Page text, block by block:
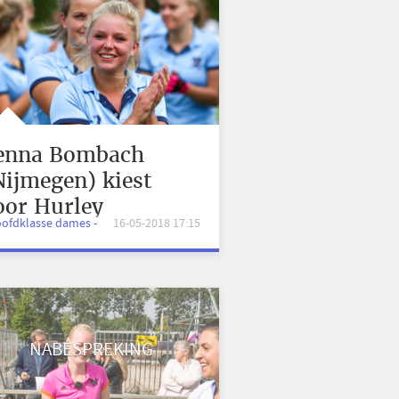
Bombach
kiest
Hurley
dames - 16-05-2018 17:15
NABESPREKING